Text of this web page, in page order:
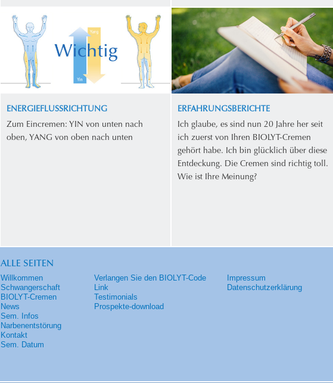
ENERGIEFLUSSRICHTUNG
Zum Eincremen: YIN von unten nach
oben, YANG von oben nach unten
ERFAHRUNGSBERICHTE
Ich glaube, es sind nun 20 Jahre her seit
ich zuerst von Ihren BIOLYT-Cremen
gehört habe. Ich bin glücklich über diese
Entdeckung. Die Cremen sind richtig toll.
Wie ist Ihre Meinung?
ALLE SEITEN
Willkommen
Schwangerschaft
BIOLYT-Cremen
News
Sem. Infos
Narbenentstörung
Kontakt
Sem. Datum
Verlangen Sie den BIOLYT-Code
Link
Testimonials
Prospekte-download
Impressum
Datenschutzerklärung